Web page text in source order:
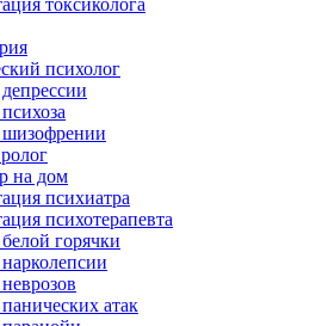
токсиколога
психолог
на дом
психиатра
психотерапевта
горячки
атак